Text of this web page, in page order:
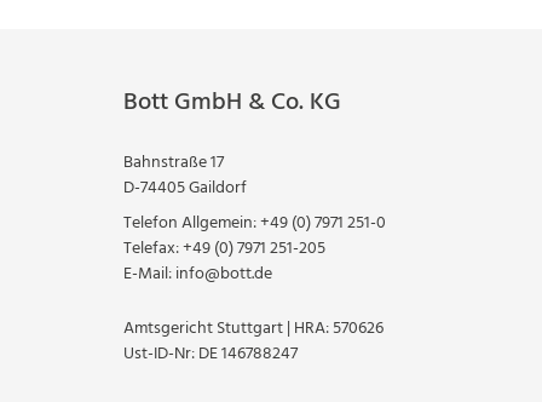
Bott GmbH & Co. KG
Bahnstraße 17
D-74405 Gaildorf
Telefon Allgemein:+49 (0) 7971 251-0
Telefax:+49 (0) 7971 251-205
E-Mail:info@bott.de
Amtsgericht Stuttgart | HRA: 570626
Ust-ID-Nr: DE 146788247